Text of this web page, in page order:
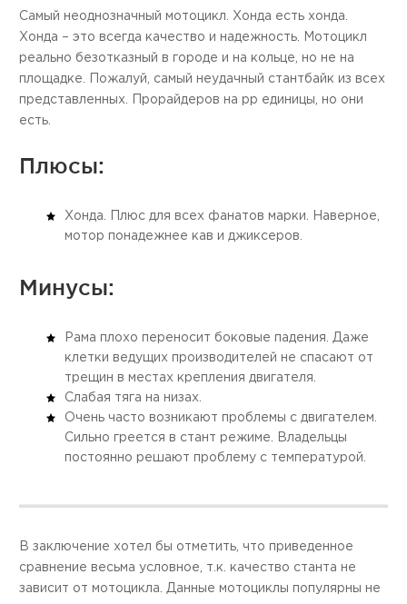
Самый неоднозначный мотоцикл. Хонда есть хонда.
Хонда – это всегда качество и надежность. Мотоцикл
реально безотказный в городе и на кольце, но не на
площадке. Пожалуй, самый неудачный стантбайк из всех
представленных. Прорайдеров на рр единицы, но они
есть.
Плюсы:
Хонда. Плюс для всех фанатов марки. Наверное,
мотор понадежнее кав и джиксеров.
Минусы:
Рама плохо переносит боковые падения. Даже
клетки ведущих производителей не спасают от
трещин в местах крепления двигателя.
Слабая тяга на низах.
Очень часто возникают проблемы с двигателем.
Сильно греется в стант режиме. Владельцы
постоянно решают проблему с температурой.
В заключение хотел бы отметить, что приведенное
сравнение весьма условное, т.к. качество станта не
зависит от мотоцикла. Данные мотоциклы популярны не